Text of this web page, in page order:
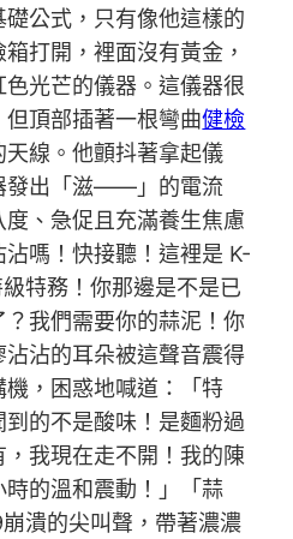
公式，只有像他這樣的
打開，裡面沒有黃金，
光芒的儀器。這儀器很
頂部插著一根彎曲健檢
線。他顫抖著拿起儀
發出「滋——」的電流
、急促且充滿養生焦慮
嗎！快接聽！這裡是 K-
特務！你那邊是不是已
我們需要你的蒜泥！你
沾的耳朵被這聲音震得
，困惑地喊道：「特
的不是酸味！是麵粉過
我現在走不開！我的陳
的溫和震動！」「蒜
潰的尖叫聲，帶著濃濃